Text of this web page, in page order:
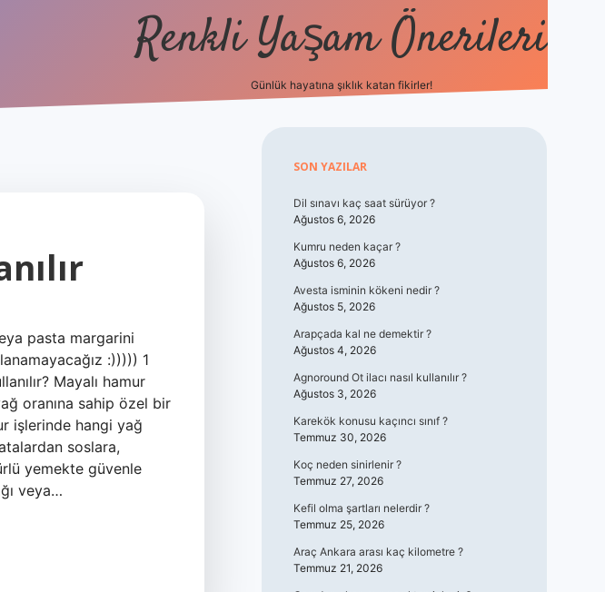
Renkli Yaşam Önerileri
Günlük hayatına şıklık katan fikirler!
pasta margarini
:))))) 1
Mayalı hamur
oranına sahip özel bir
işlerinde hangi yağ
soslara,
yemekte güvenle
veya…
Sidebar
SON YAZILAR
Dil sınavı kaç saat sürüyor ?
Ağustos 6, 2026
Kumru neden kaçar ?
Ağustos 6, 2026
Avesta isminin kökeni nedir ?
Ağustos 5, 2026
Arapçada kal ne demektir ?
Ağustos 4, 2026
Agnoround Ot ilacı nasıl kullanılır ?
Ağustos 3, 2026
Karekök konusu kaçıncı sınıf ?
Temmuz 30, 2026
Koç neden sinirlenir ?
Temmuz 27, 2026
Kefil olma şartları nelerdir ?
Temmuz 25, 2026
Araç Ankara arası kaç kilometre ?
Temmuz 21, 2026